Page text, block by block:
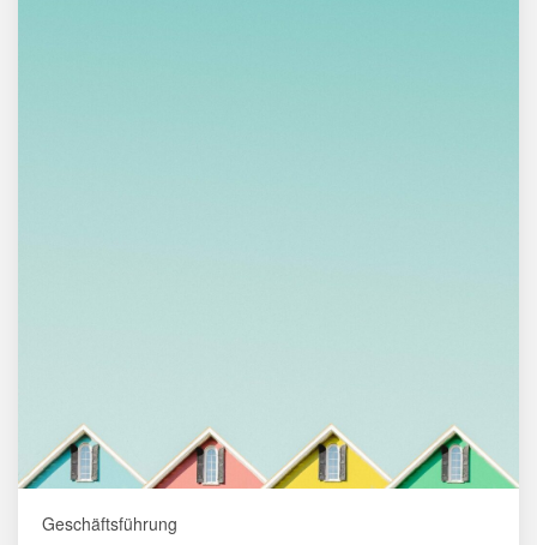
Geschäftsführung